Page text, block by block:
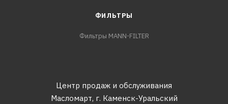
ФИЛЬТРЫ
Фильтры MANN-FILTER
Центр продаж и обслуживания
Масломарт, г. Каменск-Уральский